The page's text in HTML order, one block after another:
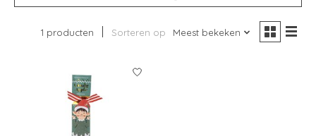
1 producten Sorteren op Meest bekeken